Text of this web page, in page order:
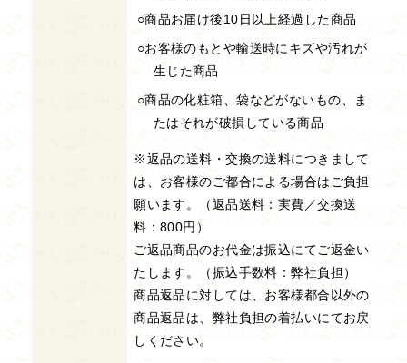
○商品お届け後10日以上経過した商品
○お客様のもとや輸送時にキズや汚れが
生じた商品
○商品の化粧箱、袋などがないもの、ま
たはそれが破損している商品
※返品の送料・交換の送料につきまして
は、お客様のご都合による場合はご負担
願います。（返品送料：実費／交換送
料：800円）
ご返品商品のお代金は振込にてご返金い
たします。（振込手数料：弊社負担）
商品返品に対しては、お客様都合以外の
商品返品は、弊社負担の着払いにてお戻
しください。